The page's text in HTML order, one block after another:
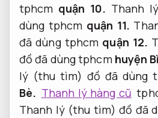
tphcm quận 10. Thanh
dùng tphcm quận 11.
đã dùng tphcm quận 12.
đồ đã dùng tphcm huyện
lý (thu tìm) đồ đã dùng
Bè. Thanh lý hàng cũ
Thanh lý (thu tìm) đồ đã